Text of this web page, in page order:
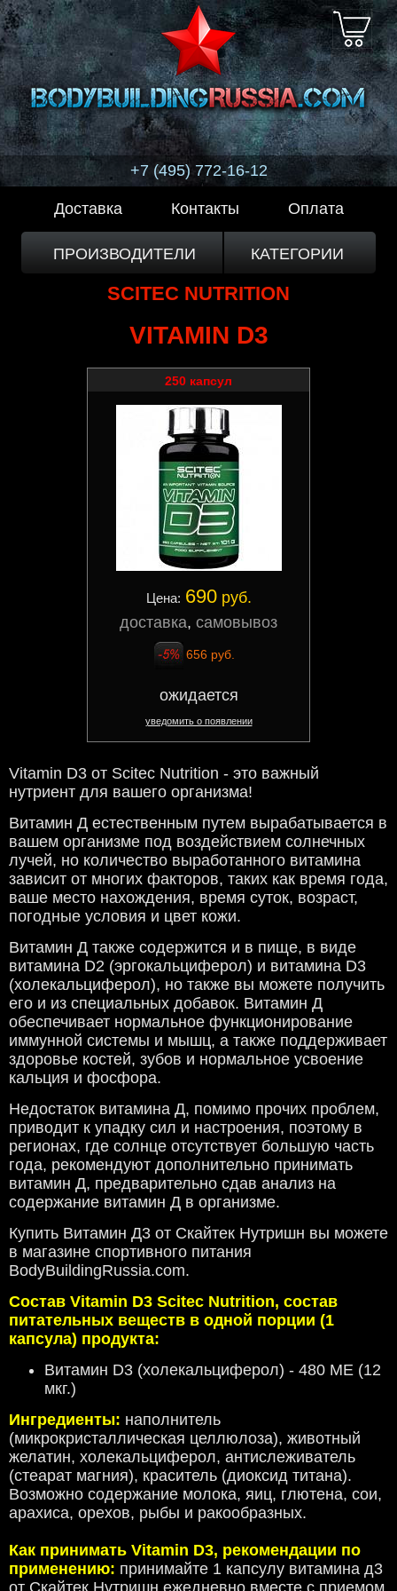
+7 (495) 772-16-12
Доставка Контакты Оплата
ПРОИЗВОДИТЕЛИ КАТЕГОРИИ
SCITEC NUTRITION
VITAMIN D3
250 капсул
Цена: 690руб.
доставка, самовывоз
656 руб.
ожидается
уведомить о появлении
Vitamin D3 от Scitec Nutrition - это важный
нутриент для вашего организма!
Витамин Д естественным путем вырабатывается в
вашем организме под воздействием солнечных
лучей, но количество выработанного витамина
зависит от многих факторов, таких как время года,
ваше место нахождения, время суток, возраст,
погодные условия и цвет кожи.
Витамин Д также содержится и в пище, в виде
витамина D2 (эргокальциферол) и витамина D3
(холекальциферол), но также вы можете получить
его и из специальных добавок. Витамин Д
обеспечивает нормальное функционирование
иммунной системы и мышц, а также поддерживает
здоровье костей, зубов и нормальное усвоение
кальция и фосфора.
Недостаток витамина Д, помимо прочих проблем,
приводит к упадку сил и настроения, поэтому в
регионах, где солнце отсутствует большую часть
года, рекомендуют дополнительно принимать
витамин Д, предварительно сдав анализ на
содержание витамин Д в организме.
Купить Витамин Д3 от Скайтек Нутришн вы можете
в магазине спортивного питания
BodyBuildingRussia.com.
Состав Vitamin D3 Scitec Nutrition, состав
питательных веществ в одной порции (1
капсула) продукта:
Витамин D3 (холекальциферол) - 480 МЕ (12
мкг.)
Ингредиенты: наполнитель
(микрокристаллическая целлюлоза), животный
желатин, холекальциферол, антислеживатель
(стеарат магния), краситель (диоксид титана).
Возможно содержание молока, яиц, глютена, сои,
арахиса, орехов, рыбы и ракообразных.
Как принимать Vitamin D3, рекомендации по
применению: принимайте 1 капсулу витамина д3